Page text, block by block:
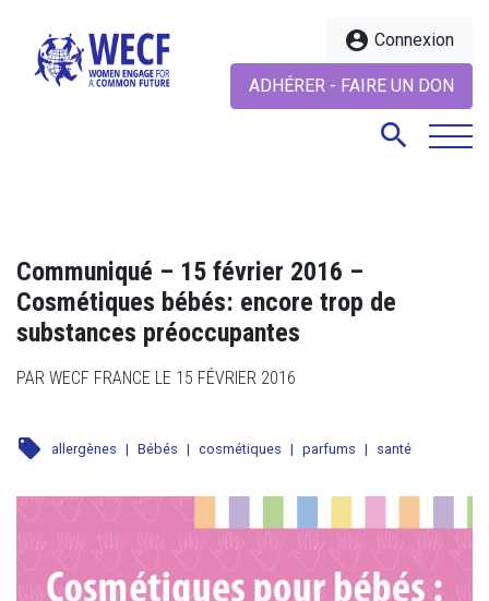
account_circle Connexion
ADHÉRER - FAIRE UN DON
search
Communiqué – 15 février 2016 –
Cosmétiques bébés: encore trop de
substances préoccupantes
PAR WECF FRANCE LE 15 FÉVRIER 2016
local_offer allergènes | Bébés | cosmétiques | parfums | santé